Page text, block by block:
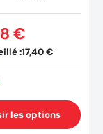
:17,40 €
€
les options